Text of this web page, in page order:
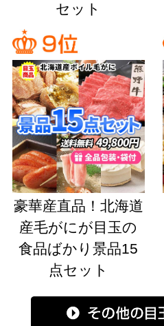
セット
豪華産直品！北海道
産毛がにが目玉の
食品ばかり景品15
点セット